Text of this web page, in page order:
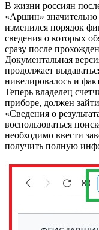
В жизни россиян
«Аршин» значительно
изменился порядок
сведения о которых
сразу после
Документальная
продолжает
нивелировалось и
Теперь владелец
приборе, должен
«Сведения о
воспользоваться
необходимо ввести
получить полную